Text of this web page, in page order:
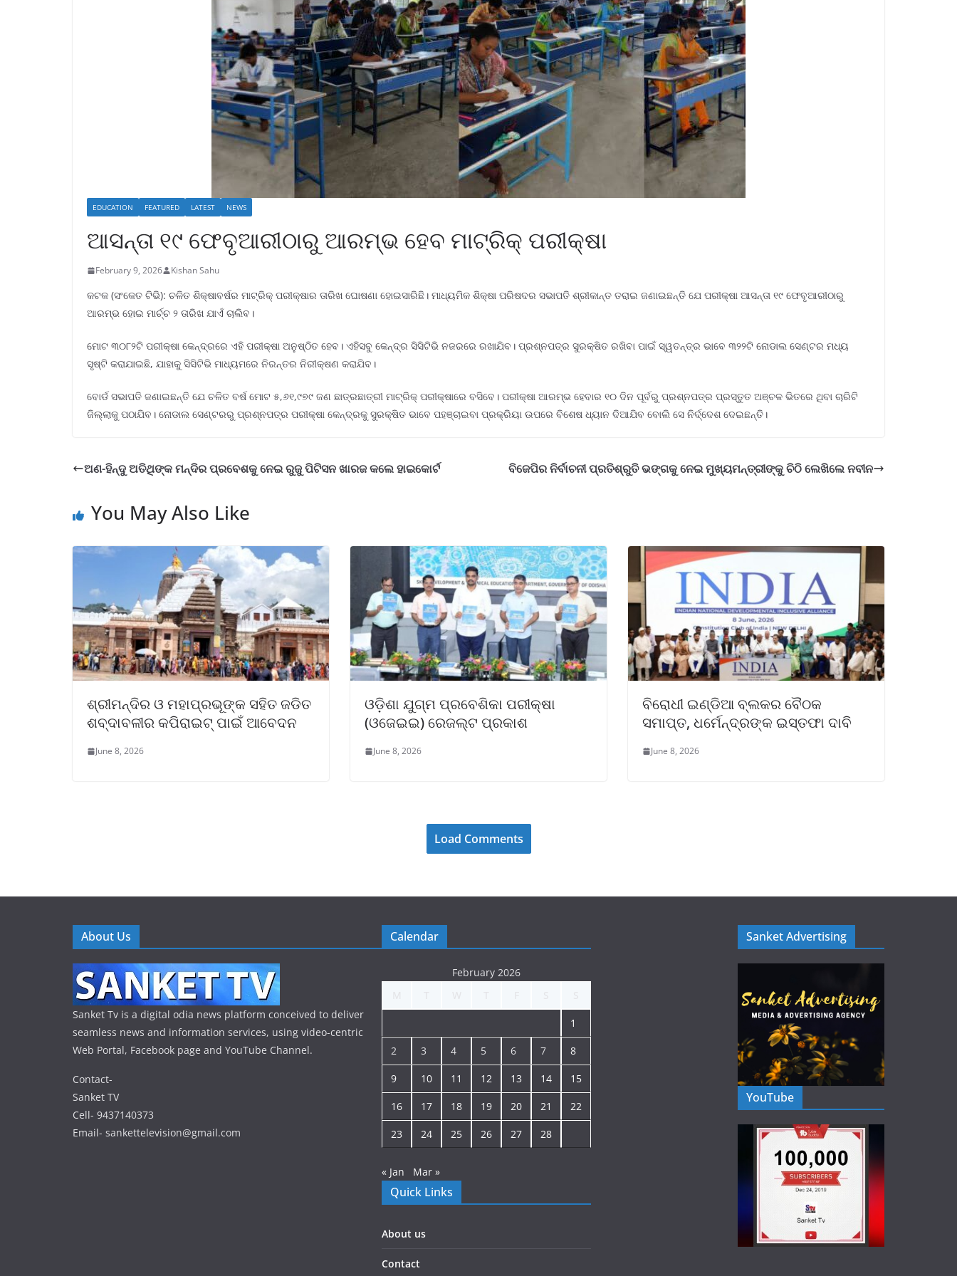
EDUCATION FEATURED LATEST NEWS
ଆସନ୍ତା ୧୯ ଫେବୃଆରୀଠାରୁ ଆରମ୍ଭ ହେବ ମାଟ୍ରିକ୍ ପରୀକ୍ଷା
February 9, 2026 Kishan Sahu
କଟକ (ସଂକେତ ଟିଭି): ଚଳିତ ଶିକ୍ଷାବର୍ଷର ମାଟ୍ରିକ୍ ପରୀକ୍ଷାର ତାରିଖ ଘୋଷଣା ହୋଇସାରିଛି। ମାଧ୍ୟମିକ ଶିକ୍ଷା ପରିଷଦର ସଭାପତି ଶ୍ରୀକାନ୍ତ ତରାଇ ଜଣାଇଛନ୍ତି ଯେ ପରୀକ୍ଷା ଆସନ୍ତା ୧୯ ଫେବୃଆରୀଠାରୁ
ଆରମ୍ଭ ହୋଇ ମାର୍ଚ୍ଚ ୨ ତାରିଖ ଯାଏଁ ଚାଲିବ।
ମୋଟ ୩୦୮୨ଟି ପରୀକ୍ଷା କେନ୍ଦ୍ରରେ ଏହି ପରୀକ୍ଷା ଅନୁଷ୍ଠିତ ହେବ। ଏହିସବୁ କେନ୍ଦ୍ର ସିସିଟିଭି ନଜରରେ ରଖାଯିବ। ପ୍ରଶ୍ନପତ୍ର ସୁରକ୍ଷିତ ରଖିବା ପାଇଁ ସ୍ୱତନ୍ତ୍ର ଭାବେ ୩୨୨ଟି ନୋଡାଲ ସେଣ୍ଟର ମଧ୍ୟ
ସୃଷ୍ଟି କରାଯାଇଛି, ଯାହାକୁ ସିସିଟିଭି ମାଧ୍ୟମରେ ନିରନ୍ତର ନିରୀକ୍ଷଣ କରାଯିବ।
ବୋର୍ଡ ସଭାପତି ଜଣାଇଛନ୍ତି ଯେ ଚଳିତ ବର୍ଷ ମୋଟ ୫,୬୧,୯୭୯ ଜଣ ଛାତ୍ରଛାତ୍ରୀ ମାଟ୍ରିକ୍ ପରୀକ୍ଷାରେ ବସିବେ। ପରୀକ୍ଷା ଆରମ୍ଭ ହେବାର ୧୦ ଦିନ ପୂର୍ବରୁ ପ୍ରଶ୍ନପତ୍ର ପ୍ରସ୍ତୁତ ଅଞ୍ଚଳ ଭିତରେ ଥିବା ଚାରିଟି
ଜିଲ୍ଲାକୁ ପଠାଯିବ। ନୋଡାଲ ସେଣ୍ଟରରୁ ପ୍ରଶ୍ନପତ୍ର ପରୀକ୍ଷା କେନ୍ଦ୍ରକୁ ସୁରକ୍ଷିତ ଭାବେ ପହଞ୍ଚାଇବା ପ୍ରକ୍ରିୟା ଉପରେ ବିଶେଷ ଧ୍ୟାନ ଦିଆଯିବ ବୋଲି ସେ ନିର୍ଦ୍ଦେଶ ଦେଇଛନ୍ତି।
ଅଣ-ହିନ୍ଦୁ ଅତିଥିଙ୍କ ମନ୍ଦିର ପ୍ରବେଶକୁ ନେଇ ରୁଜୁ ପିଟିସନ ଖାରଜ କଲେ ହାଇକୋର୍ଟ ବିଜେପିର ନିର୍ବାଚନୀ ପ୍ରତିଶ୍ରୁତି ଭଙ୍ଗକୁ ନେଇ ମୁଖ୍ୟମନ୍ତ୍ରୀଙ୍କୁ ଚିଠି ଲେଖିଲେ ନବୀନ
You May Also Like
ଶ୍ରୀମନ୍ଦିର ଓ ମହାପ୍ରଭୂଙ୍କ ସହିତ ଜଡିତ
ଶବ୍ଦାବଳୀର କପିରାଇଟ୍ ପାଇଁ ଆବେଦନ
June 8, 2026
ଓଡ଼ିଶା ଯୁଗ୍ମ ପ୍ରବେଶିକା ପରୀକ୍ଷା
(ଓଜେଇଇ) ରେଜଲ୍ଟ ପ୍ରକାଶ
June 8, 2026
ବିରୋଧୀ ଇଣ୍ଡିଆ ବ୍ଲକର ବୈଠକ
ସମାପ୍ତ, ଧର୍ମେନ୍ଦ୍ରଙ୍କ ଇସ୍ତଫା ଦାବି
June 8, 2026
Load Comments
About Us
Sanket Tv is a digital odia news platform conceived to deliver
seamless news and information services, using video-centric
Web Portal, Facebook page and YouTube Channel.
Contact-
Sanket TV
Cell- 9437140373
Email- sankettelevision@gmail.com
Calendar
February 2026
1
2 3 4 5 6 7 8
9 10 11 12 13 14 15
16 17 18 19 20 21 22
23 24 25 26 27 28
« Jan Mar »
Quick Links
About us
Contact
Sanket Advertising
YouTube